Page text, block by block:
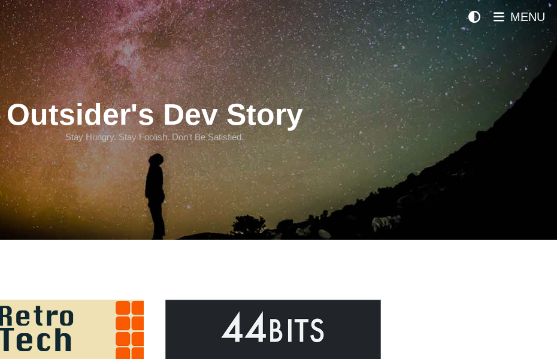
Outsider's Dev Story
Stay Hungry. Stay Foolish. Don't Be Satisfied.
MENU